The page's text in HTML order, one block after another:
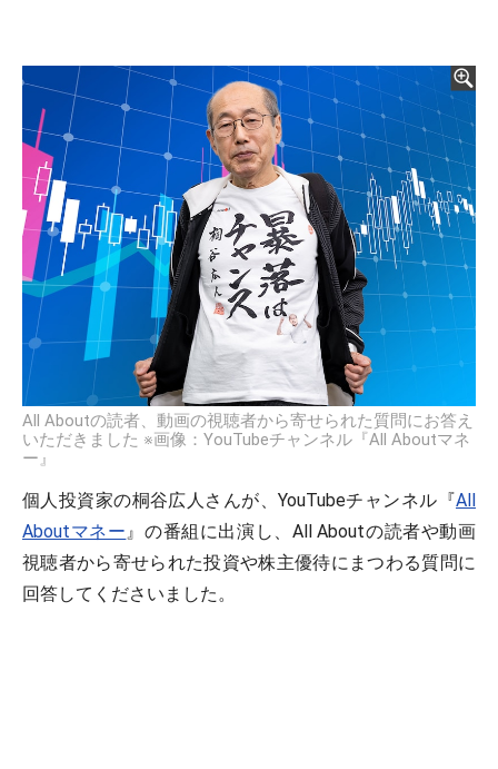
All Aboutの読者、動画の視聴者から寄せられた質問にお答え
いただきました ※画像：YouTubeチャンネル『All Aboutマネ
ー』
個人投資家の桐谷広人さんが、YouTubeチャンネル『All
Aboutマネー』の番組に出演し、All Aboutの読者や動画
視聴者から寄せられた投資や株主優待にまつわる質問に
回答してくださいました。